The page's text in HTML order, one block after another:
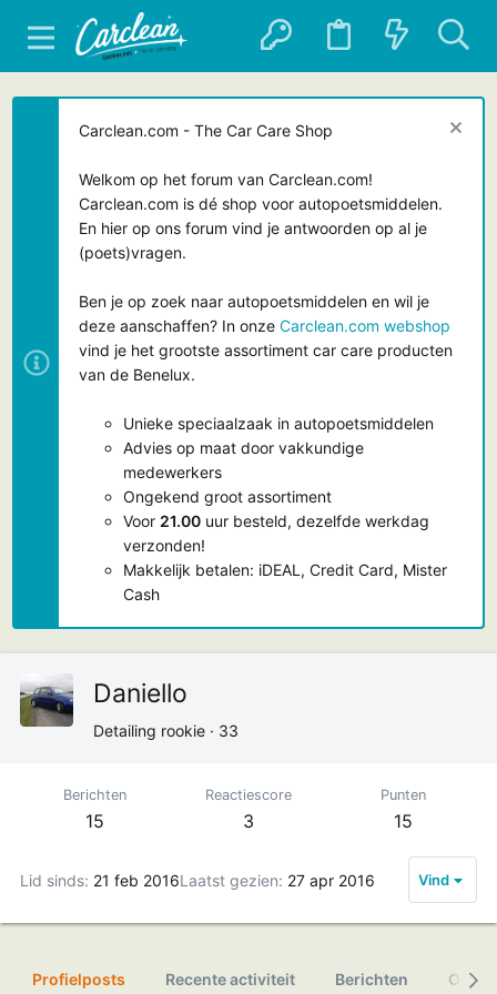
Carclean.com - The Car Care Shop
Welkom op het forum van Carclean.com!
Carclean.com is dé shop voor autopoetsmiddelen.
En hier op ons forum vind je antwoorden op al je
(poets)vragen.
Ben je op zoek naar autopoetsmiddelen en wil je
deze aanschaffen? In onze Carclean.com webshop
vind je het grootste assortiment car care producten
van de Benelux.
Unieke speciaalzaak in autopoetsmiddelen
Advies op maat door vakkundige
medewerkers
Ongekend groot assortiment
Voor 21.00 uur besteld, dezelfde werkdag
verzonden!
Makkelijk betalen: iDEAL, Credit Card, Mister
Cash
Daniello
Detailing rookie · 33
Berichten
15
Reactiescore
3
Punten
15
Lid sinds 21 feb 2016Laatst gezien 27 apr 2016 Vind
Profielposts Recente activiteit Berichten Over